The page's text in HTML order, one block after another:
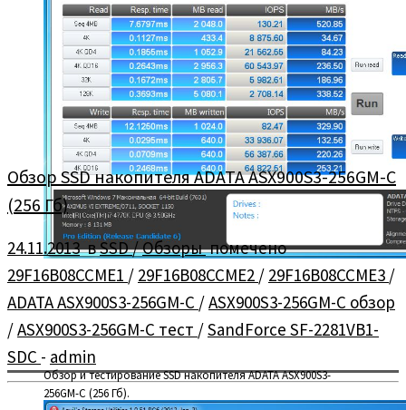
На просторах сети появились фото видеокарты NVIDIA
GeForce GTX TITAN Black Edition.
Обзор и тестирование SSD накопителя ADATA ASX900S3-
256GM-C (256 Гб).
Обзор SSD накопителя ADATA ASX900S3-256GM-C
(256 Гб)
24.11.2013вSSD/Обзорыпомечено
29F16B08CCME1 / 29F16B08CCME2 / 29F16B08CCME3 /
ADATA ASX900S3-256GM-C /ASX900S3-256GM-C обзор
/ASX900S3-256GM-C тест /SandForce SF-2281VB1-
SDC - admin